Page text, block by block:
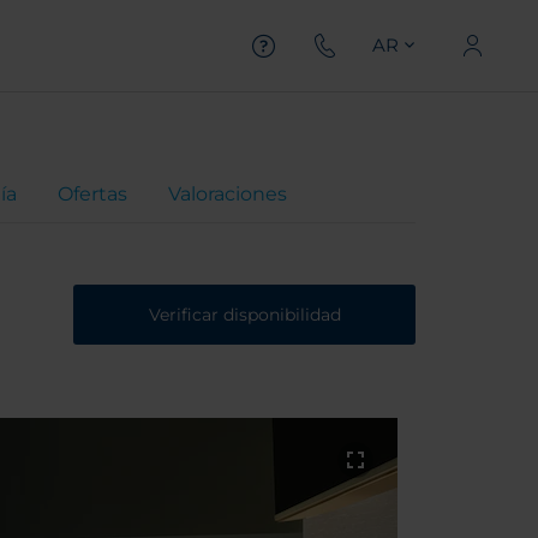
AR
Ofertas Valoraciones
Verificar disponibilidad